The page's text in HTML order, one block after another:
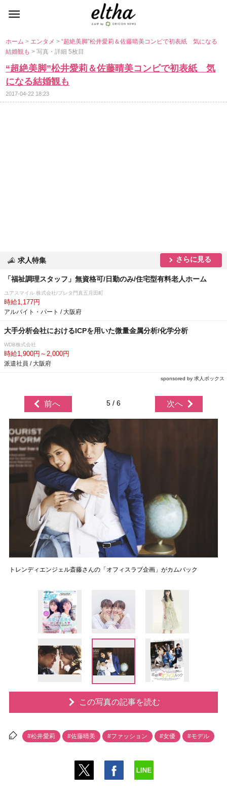
ホーム> エンタメ>“超絶美脚”松井愛莉＆佐藤晴美コンビで初表紙 気になる
結婚観も> 写真・詳細 5枚目
“超絶美脚”松井愛莉＆佐藤晴美コンビで初表紙 気
になる結婚観も
2017-04-22 18:23
求人特集 さらに見る
「福祉調理スタッフ」無資格可/日勤のみ/住宅型有料老人ホーム
ユアスマイル 株式会社/プレタ門真五月田町
時給1,177円
アルバイト・パート / 大阪府
大手分析会社におけるICPを用いた微量金属分析/化学分析
WDB株式会社
時給1,900円～2,000円
派遣社員 / 大阪府
sponsored by 求人ボックス
前へ 5 / 6 次へ
トレンディエンジェル斎藤さんの「オフィスラブ企画」がカムバック
この写真の記事を読む
#松井愛莉 #佐藤晴美 #ファッション #女優 #モデル